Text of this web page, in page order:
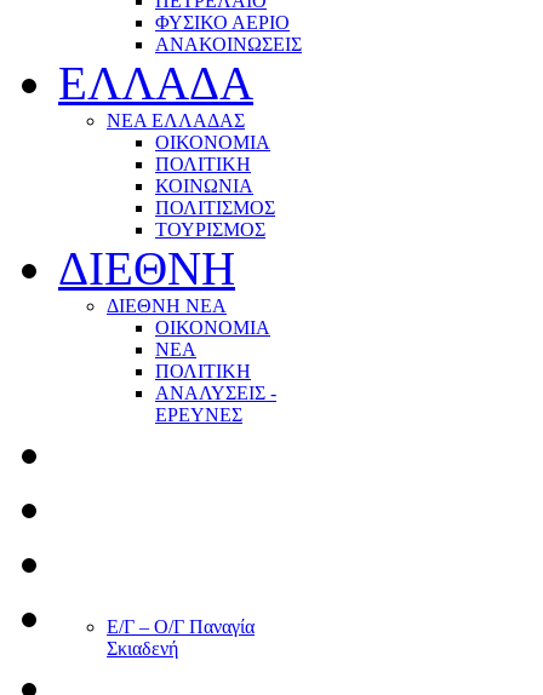
ΦΥΣΙΚΟ ΑΕΡΙΟ
ΑΝΑΚΟΙΝΩΣΕΙΣ
ΕΛΛΑΔΑ
ΝΕΑ ΕΛΛΑΔΑΣ
ΟΙΚΟΝΟΜΙΑ
ΠΟΛΙΤΙΚΗ
ΚΟΙΝΩΝΙΑ
ΠΟΛΙΤΙΣΜΟΣ
ΤΟΥΡΙΣΜΟΣ
ΔΙΕΘΝΗ
ΔΙΕΘΝΗ ΝΕΑ
ΟΙΚΟΝΟΜΙΑ
ΝΕΑ
ΠΟΛΙΤΙΚΗ
ΑΝΑΛΥΣΕΙΣ -
ΕΡΕΥΝΕΣ
Ε/Γ – Ο/Γ Παναγία
Σκιαδενή